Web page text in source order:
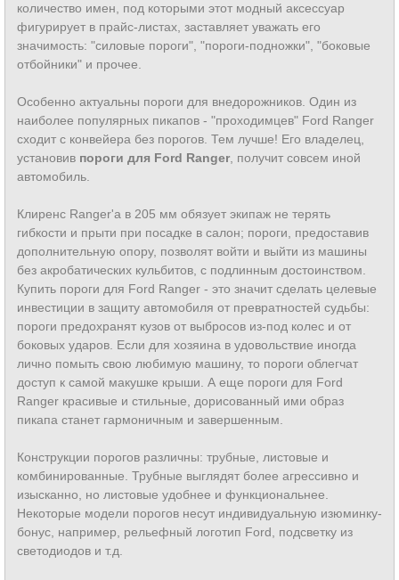
количество имен, под которыми этот модный аксессуар
фигурирует в прайс-листах, заставляет уважать его
значимость: "силовые пороги", "пороги-подножки", "боковые
отбойники" и прочее.
Особенно актуальны пороги для внедорожников. Один из
наиболее популярных пикапов - "проходимцев" Ford Ranger
сходит с конвейера без порогов. Тем лучше! Его владелец,
установив пороги для Ford Ranger , получит совсем иной
автомобиль.
Клиренс Ranger'а в 205 мм обязует экипаж не терять
гибкости и прыти при посадке в салон; пороги, предоставив
дополнительную опору, позволят войти и выйти из машины
без акробатических кульбитов, с подлинным достоинством.
Купить пороги для Ford Ranger - это значит сделать целевые
инвестиции в защиту автомобиля от превратностей судьбы:
пороги предохранят кузов от выбросов из-под колес и от
боковых ударов. Если для хозяина в удовольствие иногда
лично помыть свою любимую машину, то пороги облегчат
доступ к самой макушке крыши. А еще пороги для Ford
Ranger красивые и стильные, дорисованный ими образ
пикапа станет гармоничным и завершенным.
Конструкции порогов различны: трубные, листовые и
комбинированные. Трубные выглядят более агрессивно и
изысканно, но листовые удобнее и функциональнее.
Некоторые модели порогов несут индивидуальную изюминку-
бонус, например, рельефный логотип Ford, подсветку из
светодиодов и т.д.